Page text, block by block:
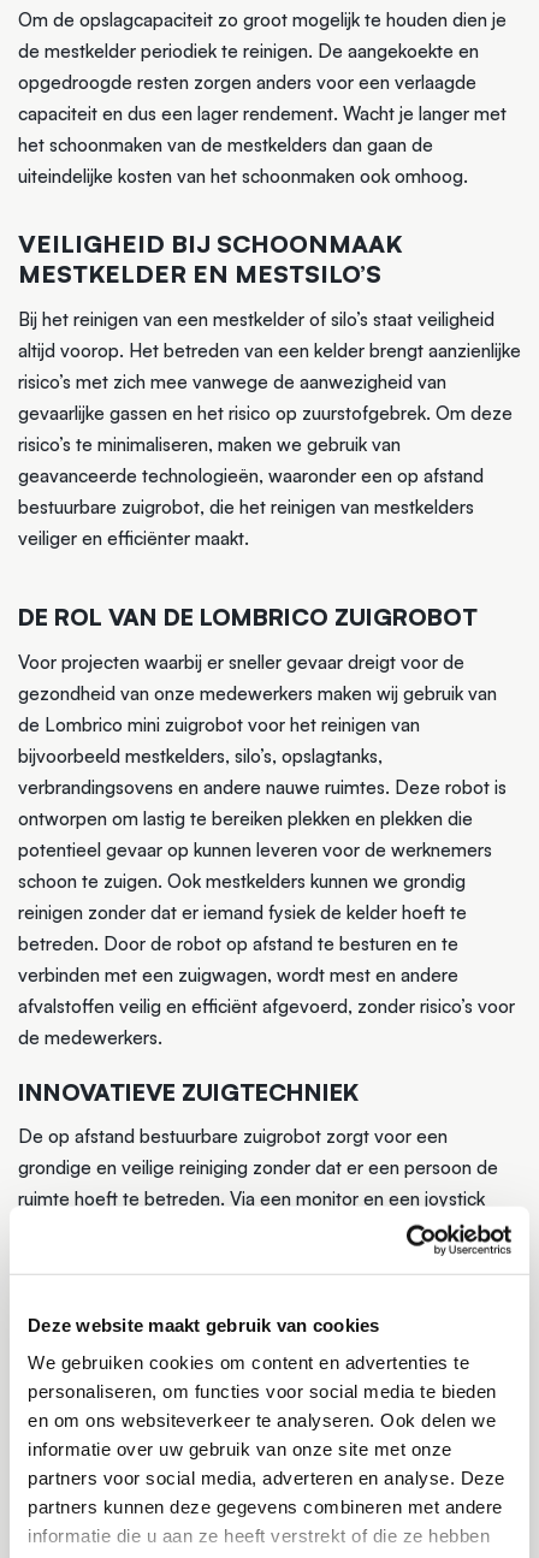
Deze website maakt gebruik van cookies
We gebruiken cookies om content en advertenties te
personaliseren, om functies voor social media te bieden
en om ons websiteverkeer te analyseren. Ook delen we
informatie over uw gebruik van onze site met onze
partners voor social media, adverteren en analyse. Deze
partners kunnen deze gegevens combineren met andere
informatie die u aan ze heeft verstrekt of die ze hebben
Om de opslagcapaciteit zo groot mogelijk te houden dien je
de mestkelder periodiek te reinigen. De aangekoekte en
opgedroogde resten zorgen anders voor een verlaagde
capaciteit en dus een lager rendement. Wacht je langer met
het schoonmaken van de mestkelders dan gaan de
uiteindelijke kosten van het schoonmaken ook omhoog.
VEILIGHEID BIJ SCHOONMAAK
MESTKELDER EN MESTSILO’S
Bij het reinigen van een mestkelder of silo’s staat veiligheid
altijd voorop. Het betreden van een kelder brengt aanzienlijke
risico’s met zich mee vanwege de aanwezigheid van
gevaarlijke gassen en het risico op zuurstofgebrek. Om deze
risico’s te minimaliseren, maken we gebruik van
geavanceerde technologieën, waaronder een op afstand
bestuurbare zuigrobot, die het reinigen van mestkelders
veiliger en efficiënter maakt.
DE ROL VAN DE LOMBRICO ZUIGROBOT
Voor projecten waarbij er sneller gevaar dreigt voor de
gezondheid van onze medewerkers maken wij gebruik van
de Lombrico mini zuigrobot voor het reinigen van
bijvoorbeeld mestkelders, silo’s, opslagtanks,
verbrandingsovens en andere nauwe ruimtes. Deze robot is
ontworpen om lastig te bereiken plekken en plekken die
potentieel gevaar op kunnen leveren voor de werknemers
schoon te zuigen. Ook mestkelders kunnen we grondig
reinigen zonder dat er iemand fysiek de kelder hoeft te
betreden. Door de robot op afstand te besturen en te
verbinden met een zuigwagen, wordt mest en andere
afvalstoffen veilig en efficiënt afgevoerd, zonder risico’s voor
de medewerkers.
INNOVATIEVE ZUIGTECHNIEK
De op afstand bestuurbare zuigrobot zorgt voor een
grondige en veilige reiniging zonder dat er een persoon de
ruimte hoeft te betreden. Via een monitor en een joystick
bedienen we de robot en manoeuvreren we eenvoudig door
de nauwe ruimte. De robot zuigt de mest op en transporteert
robot met ander gereedschap te voorzien waarmee we de
schoonmaak kunnen intensiveren en optimaliseren.
Wil je meer weten over de mogelijkheden van deze
techniek? Of graag vrijblijvend een offerte ontvangen? Neem
gerust contact op.
Meer informatie